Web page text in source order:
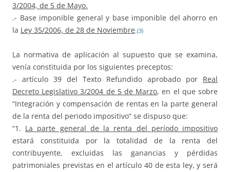
3/2004, de 5 de Mayo.
.- Base imponible general y base imponible del ahorro en
la Ley 35/2006, de 28 de Noviembre.(3)
La normativa de aplicación al supuesto que se examina,
venía constituida por los siguientes preceptos:
.- artículo 39 del Texto Refundido aprobado por Real
Decreto Legislativo 3/2004 de 5 de Marzo, en el que sobre
“Integración y compensación de rentas en la parte general
de la renta del periodo impositivo” se dispuso que:
“1. La parte general de la renta del período impositivo
estará constituida por la totalidad de la renta del
contribuyente, excluidas las ganancias y pérdidas
patrimoniales previstas en el artículo 40 de esta ley, y será